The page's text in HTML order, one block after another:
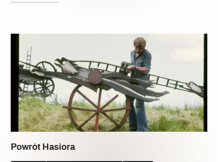
Wskazówki idą w dobrą stronę
Varia
Popularne
Memento dla modernizmu
Powrót Hasiora